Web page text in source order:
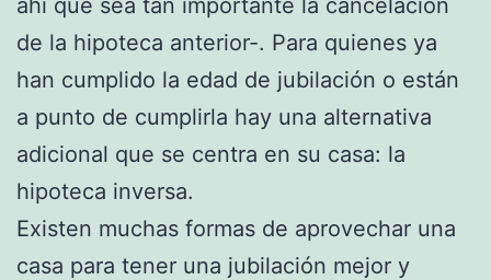
de la hipoteca anterior-. Para quienes ya
han cumplido la edad de jubilación o están
a punto de cumplirla hay una alternativa
adicional que se centra en su casa: la
hipoteca inversa.
Existen muchas formas de aprovechar una
casa para tener una jubilación mejor y